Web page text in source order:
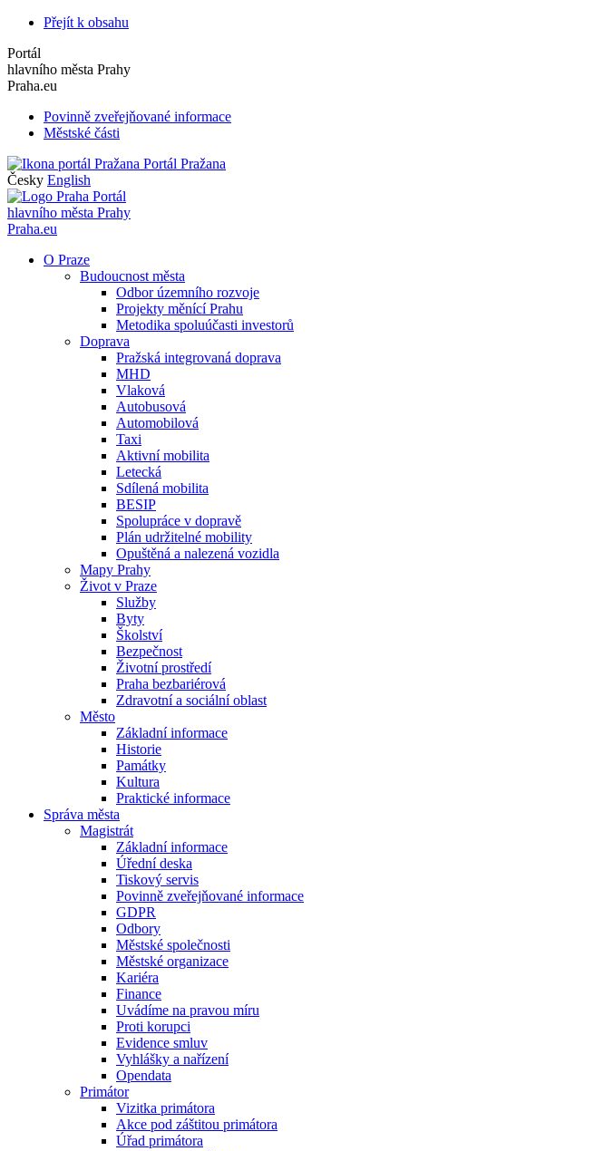
Přejít k obsahu
Portál
hlavního města Prahy
Praha.eu
Povinně zveřejňované informace
Městské části
Portál Pražana
Česky English
Portál
hlavního města Prahy
Praha.eu
O Praze
Budoucnost města
Odbor územního rozvoje
Projekty měnící Prahu
Metodika spoluúčasti investorů
Doprava
Pražská integrovaná doprava
MHD
Vlaková
Autobusová
Automobilová
Taxi
Aktivní mobilita
Letecká
Sdílená mobilita
BESIP
Spolupráce v dopravě
Plán udržitelné mobility
Opuštěná a nalezená vozidla
Mapy Prahy
Život v Praze
Služby
Byty
Školství
Bezpečnost
Životní prostředí
Praha bezbariérová
Zdravotní a sociální oblast
Město
Základní informace
Historie
Památky
Kultura
Praktické informace
Správa města
Magistrát
Základní informace
Úřední deska
Tiskový servis
Povinně zveřejňované informace
GDPR
Odbory
Městské společnosti
Městské organizace
Kariéra
Finance
Uvádíme na pravou míru
Proti korupci
Evidence smluv
Vyhlášky a nařízení
Opendata
Primátor
Vizitka primátora
Akce pod záštitou primátora
Úřad primátora